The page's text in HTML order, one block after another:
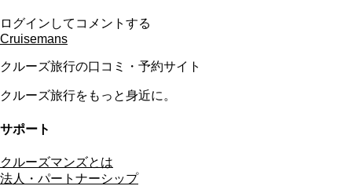
ログインしてコメントする
Cruisemans
クルーズ旅行の口コミ・予約サイト
クルーズ旅行をもっと身近に。
サポート
クルーズマンズとは
法人・パートナーシップ